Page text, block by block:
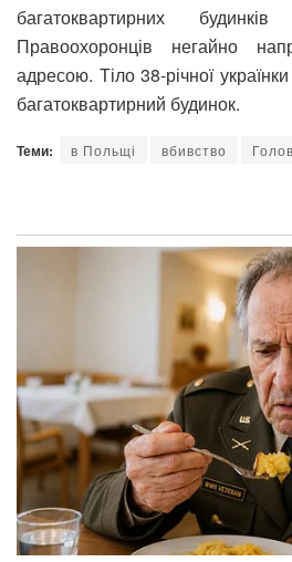
багатоквартирних
Правоохоронців негайно
адресою. Тіло 38-річної
багатоквартирний будинок.
Теми: в Польщі вбивство